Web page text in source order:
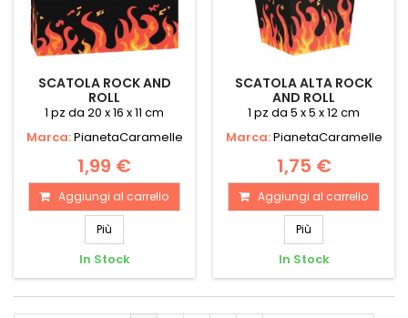
SCATOLA ROCK AND
ROLL
1 pz da 20 x 16 x 11 cm
Marca:PianetaCaramelle
1,99 €
Aggiungi al carrello
Più
In Stock
SCATOLA ALTA ROCK
AND ROLL
1 pz da 5 x 5 x 12 cm
Marca:PianetaCaramelle
1,75 €
Aggiungi al carrello
Più
In Stock